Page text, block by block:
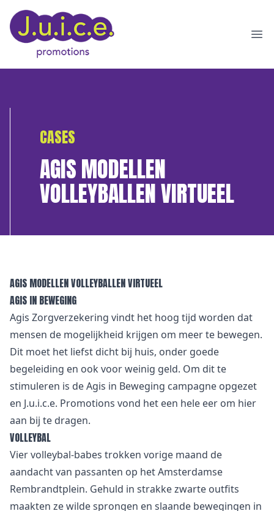
CASES
AGIS MODELLEN
VOLLEYBALLEN VIRTUEEL
AGIS MODELLEN VOLLEYBALLEN VIRTUEEL
AGIS IN BEWEGING
Agis Zorgverzekering vindt het hoog tijd worden dat
mensen de mogelijkheid krijgen om meer te bewegen.
Dit moet het liefst dicht bij huis, onder goede
begeleiding en ook voor weinig geld. Om dit te
stimuleren is de Agis in Beweging campagne opgezet
en J.u.i.c.e. Promotions vond het een hele eer om hier
aan bij te dragen.
VOLLEYBAL
Vier volleybal-babes trokken vorige maand de
aandacht van passanten op het Amsterdamse
Rembrandtplein. Gehuld in strakke zwarte outfits
maakten ze wilde sprongen en slaande bewegingen in